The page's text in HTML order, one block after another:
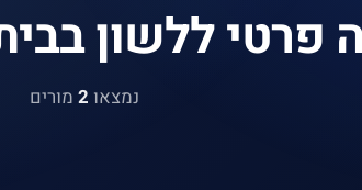
פרטי ללשון
נמצאו 2 מורים